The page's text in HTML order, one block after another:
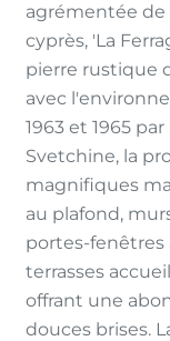
agrémentée de
cyprès, 'La
pierre rustique
avec
1963 et 1965
Svetchine, la
magnifiques
au plafond,
portes-fenêtres
terrasses
offrant une
douces brises.